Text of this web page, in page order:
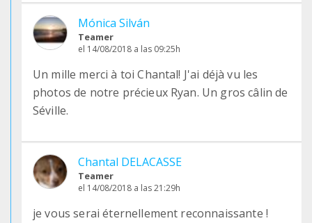
Mónica Silván
Teamer
el 14/08/2018 a las 09:25h
Un mille merci à toi Chantal! J'ai déjà vu les
photos de notre précieux Ryan. Un gros câlin de
Séville.
Chantal DELACASSE
Teamer
el 14/08/2018 a las 21:29h
je vous serai éternellement reconnaissante !